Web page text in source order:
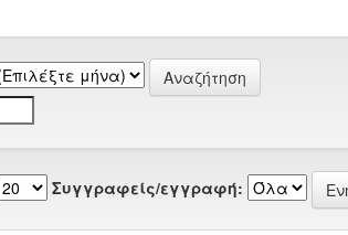
Συγγραφείς/εγγραφή: